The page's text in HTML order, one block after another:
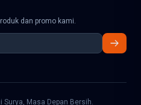
dan promo kami.
Surya, Masa Depan Bersih.